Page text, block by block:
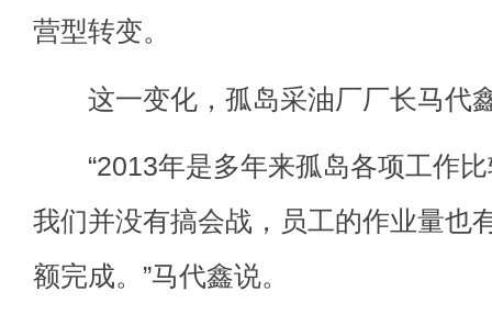
营型转变。
这一变化，孤岛采油厂厂长马代
“2013年是多年来孤岛各项工作比
我们并没有搞会战，员工的作业量也
额完成。”马代鑫说。